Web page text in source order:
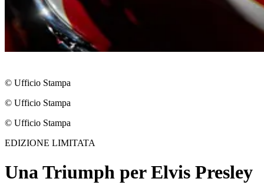
© Ufficio Stampa
© Ufficio Stampa
© Ufficio Stampa
EDIZIONE LIMITATA
Una Triumph per Elvis Presley